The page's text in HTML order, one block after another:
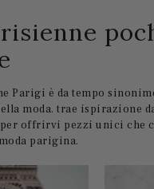
Parigi è da tempo
moda. trae ispirazione
offrirvi pezzi unici che
parigina.